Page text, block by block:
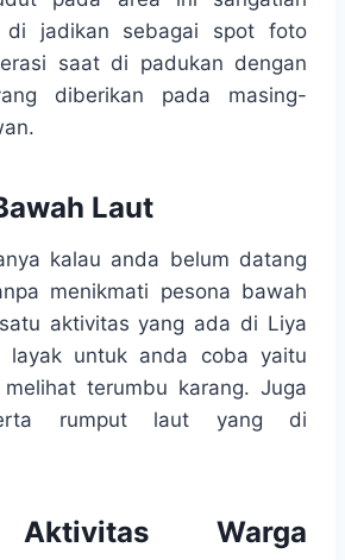
di jadikan sebagai spot foto
saat di padukan dengan
diberikan pada masing-
Laut
kalau anda belum datang
menikmati pesona bawah
aktivitas yang ada di Liya
layak untuk anda coba yaitu
terumbu karang. Juga
rumput laut yang di
Warga